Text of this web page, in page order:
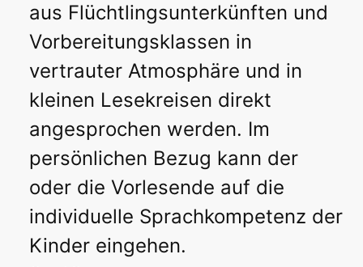
aus Flüchtlingsunterkünften und
Vorbereitungsklassen in
vertrauter Atmosphäre und in
kleinen Lesekreisen direkt
angesprochen werden. Im
persönlichen Bezug kann der
oder die Vorlesende auf die
individuelle Sprachkompetenz der
Kinder eingehen.